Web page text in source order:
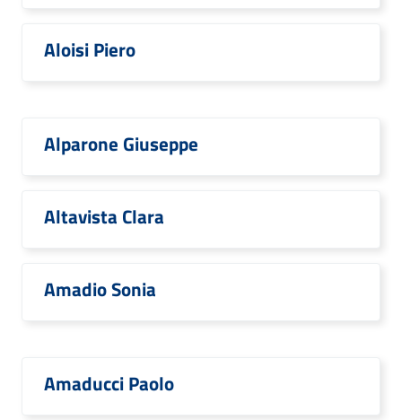
Aloisi Piero
Alparone Giuseppe
Altavista Clara
Amadio Sonia
Amaducci Paolo